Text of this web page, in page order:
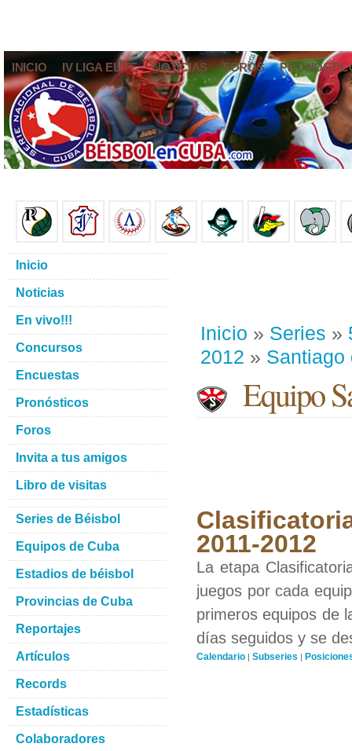
INICIO IV LIGA ELITE NOTICIAS FOROS
Inicio » Series »
2012 » Santiago
Equipo
2011-2012
La etapa
juegos por cada
primeros equipos de
días seguidos y se
Calendario | Subseries |
Inicio
Noticias
En vivo!!!
Concursos
Encuestas
Pronósticos
Foros
Invita a tus amigos
Libro de visitas
Series de Béisbol
Equipos de Cuba
Estadios de béisbol
Provincias de Cuba
Reportajes
Artículos
Records
Estadísticas
Colaboradores